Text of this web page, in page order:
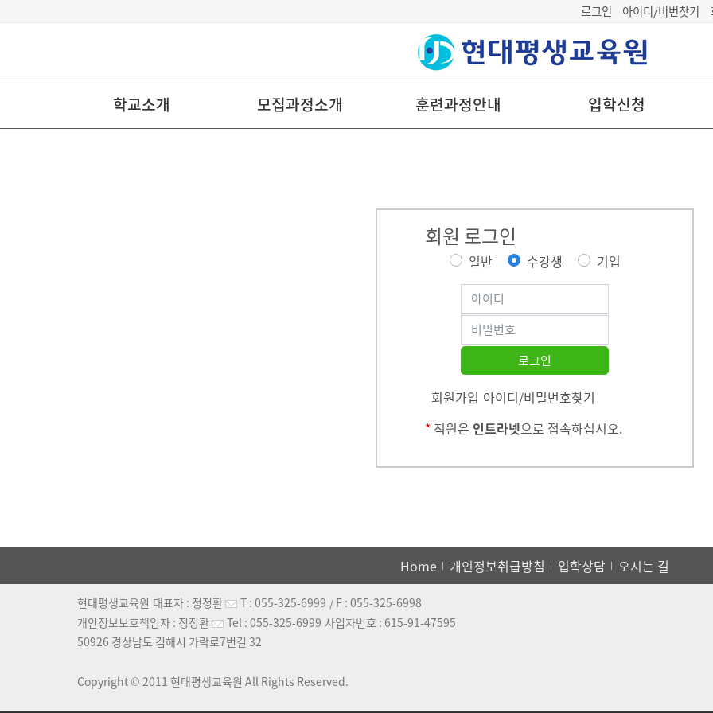
로그인 아이디/비번찾기
학교소개 모집과정소개 훈련과정안내 입학신청
회원 로그인
일반 수강생 기업
회원가입 아이디/비밀번호찾기
* 직원은 인트라넷으로 접속하십시오.
Home 개인정보취급방침 입학상담 오시는 길
현대평생교육원 대표자 : 정정환 T : 055-325-6999 / F : 055-325-6998
개인정보보호책임자 : 정정환 Tel : 055-325-6999 사업자번호 : 615-91-47595
50926 경상남도 김해시 가락로7번길 32
Copyright © 2011 현대평생교육원 All Rights Reserved.